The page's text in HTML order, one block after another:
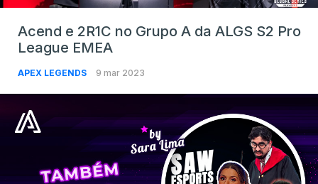
Acend e 2R1C no Grupo A da ALGS S2 Pro
League EMEA
APEX LEGENDS 9 mar 2023